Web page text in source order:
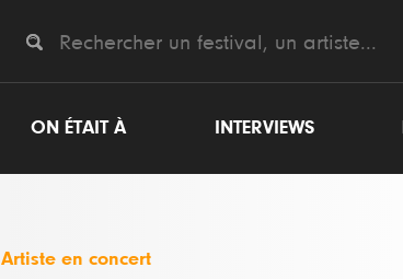
ON ÉTAIT À INTERVIEWS
Artiste en concert